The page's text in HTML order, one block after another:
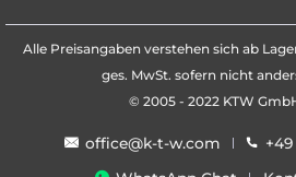
Alle Preisangaben verstehen sich ab
ges. MwSt. sofern nicht
© 2005 - 2022 KTW
office@k-t-w.com